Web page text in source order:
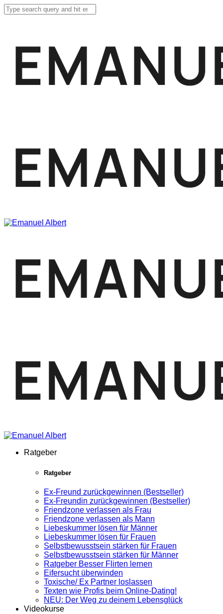
Ratgeber
Ratgeber
Ex-Freund zurückgewinnen (Bestseller)
Ex-Freundin zurückgewinnen (Bestseller)
Friendzone verlassen als Frau
Friendzone verlassen als Mann
Liebeskummer lösen für Männer
Liebeskummer lösen für Frauen
Selbstbewusstsein stärken für Frauen
Selbstbewusstsein stärken für Männer
Ratgeber Besser Flirten lernen
Eifersucht überwinden
Toxische/ Ex Partner loslassen
Texten wie Profis beim Online-Dating!
NEU: Der Weg zu deinem Lebensglück
Videokurse